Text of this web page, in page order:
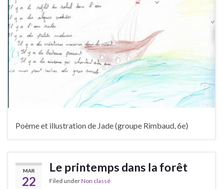
Poème et illustration de Jade (groupe Rimbaud, 6e)
MAR
22
Le printemps dans la forêt
Filed underNon classé